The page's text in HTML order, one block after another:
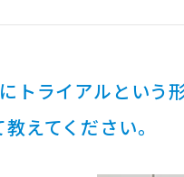
トライアルという
えてください。